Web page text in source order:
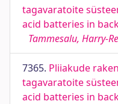
tagavaratoite
acid batteries in
Tammesalu, Harry-
7365. Pliiakude
tagavaratoite
acid batteries in